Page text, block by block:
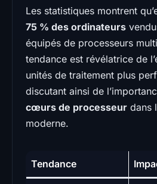
Les statistiques montrent
75 % des ordinateurs
équipés de processeurs
tendance est révélatrice de
unités de traitement plus
discutant ainsi de
cœurs de processeur dans
moderne.
Tendance